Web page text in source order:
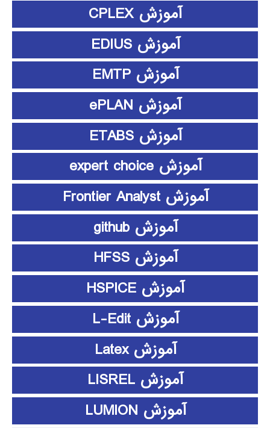
آموزش CPLEX
آموزش EDIUS
آموزش EMTP
آموزش ePLAN
آموزش ETABS
آموزش expert choice
آموزش Frontier Analyst
آموزش github
آموزش HFSS
آموزش HSPICE
آموزش L-Edit
آموزش Latex
آموزش LISREL
آموزش LUMION